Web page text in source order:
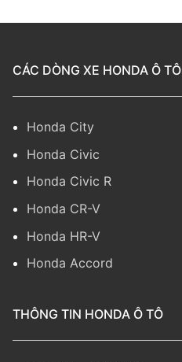
CÁC DÒNG XE HONDA Ô TÔ
Honda City
Honda Civic
Honda Civic R
Honda CR-V
Honda HR-V
Honda Accord
THÔNG TIN HONDA Ô TÔ